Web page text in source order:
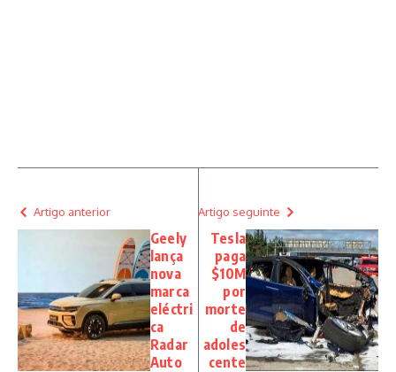
Artigo anterior
Geely
lança
nova
marca
eléctri
ca
Radar
Auto
Artigo seguinte
Tesla
paga
$10M
por
morte
de
adoles
cente